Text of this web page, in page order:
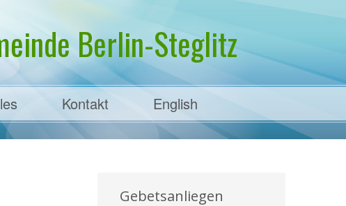
Berlin-Steglitz
Kontakt English
Gebetsanliegen